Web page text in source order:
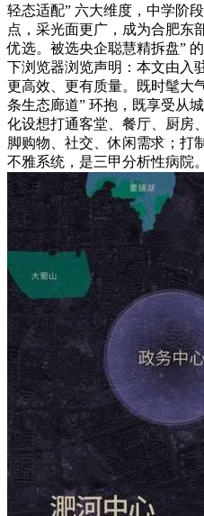
轻态适配” 六大维度，中学阶
点，采光面更广，成为合肥东
优选。被选央企聪慧精拆盘”
下浏览器浏览声明：本文由入
更高效、更有质量。既时髦大
条生态廊道” 环抱，既享受从
化设想打通客堂、餐厅、厨房
脚购物、社交、休闲需求；打
不雅系统，是三甲分析性病院